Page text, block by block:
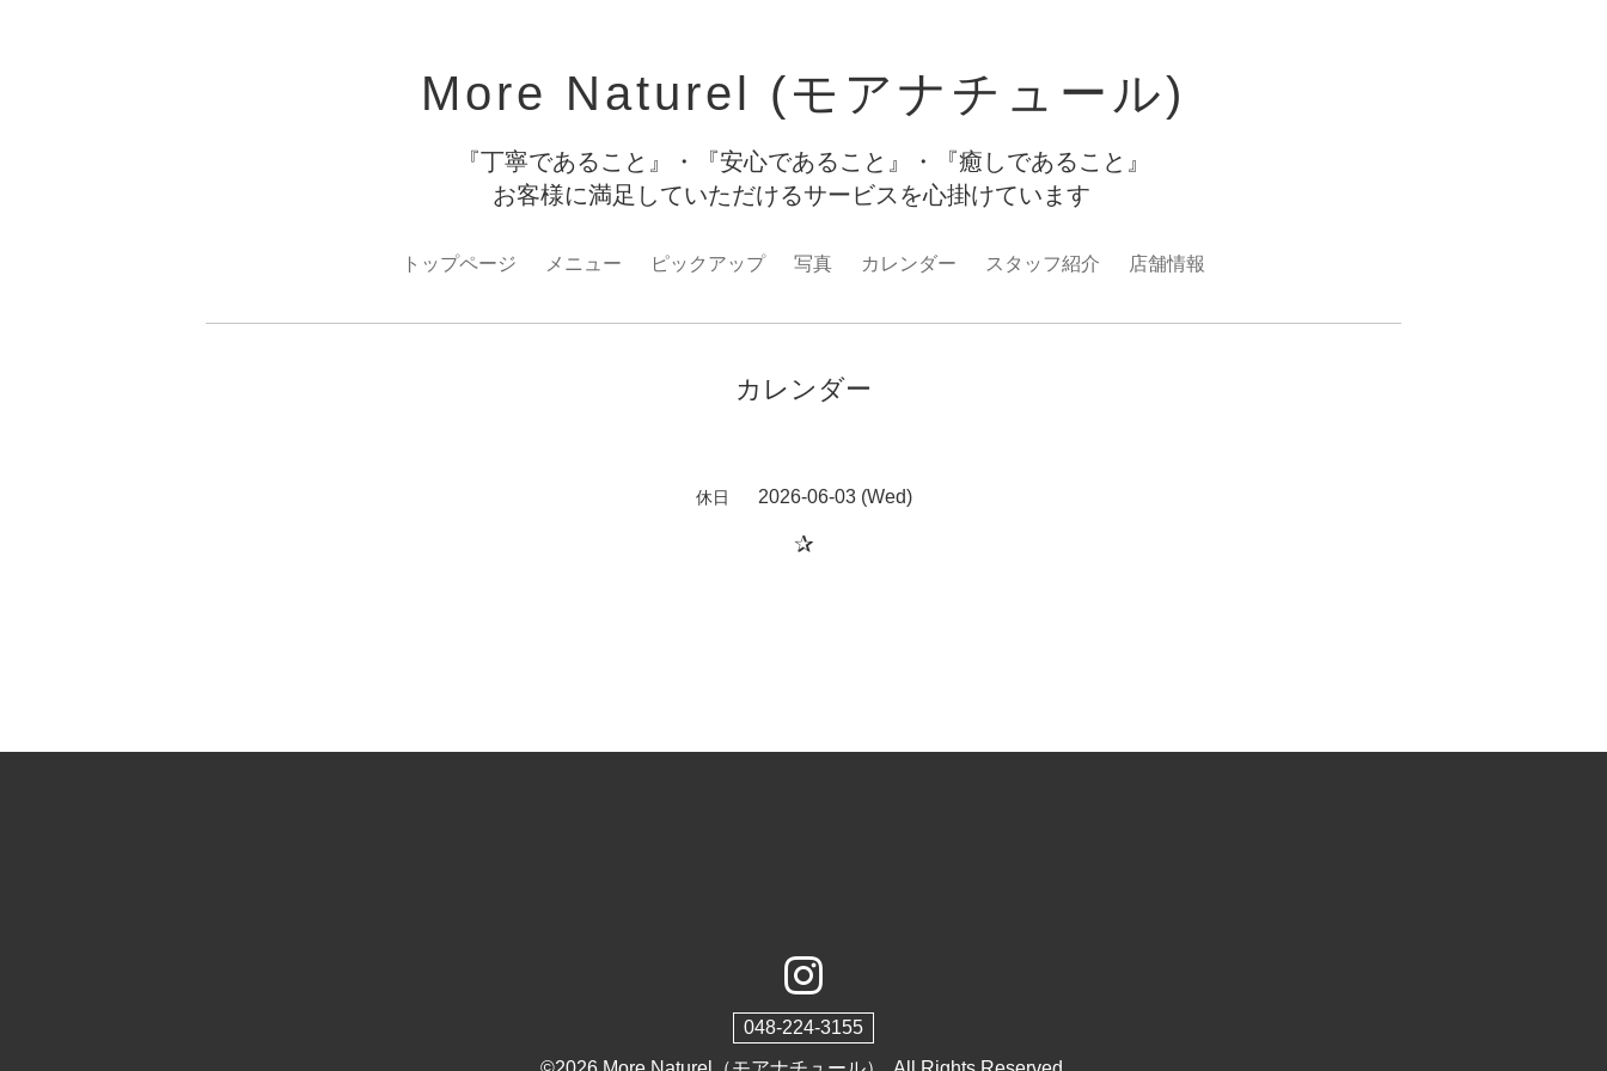
More Naturel (モアナチュール)
『丁寧であること』・『安心であること』・『癒しであること』
お客様に満足していただけるサービスを心掛けています
トップページ メニュー ピックアップ 写真 カレンダー スタッフ紹介 店舗情報
カレンダー
休日 2026-06-03 (Wed)
✰
048-224-3155